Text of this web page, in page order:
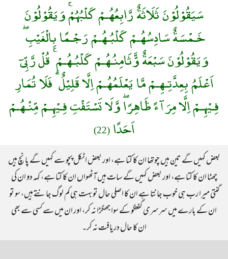
سَيَقُوْلُوْنَ ثَلَاثَةٌ رَّابِعُهُـمْ كَلْبُهُمْۚ وَيَقُوْلُوْنَ
خَـمْسَةٌ سَادِسُهُـمْ كَلْبُـهُـمْ رَجْـمًا بِالْغَيْبِ ۖ
وَيَقُوْلُوْنَ سَبْعَةٌ وَّّثَامِنُـهُـمْ كَلْبُـهُـمْ ۚ قُلْ رَّبِّىٓ
اَعْلَمُ بِعِدَّتِـهِـمْ مَّا يَعْلَمُهُـمْ اِلَّا قَلِيْلٌ ۗ فَلَا تُمَارِ
فِـيْهِـمْ اِلَّا مِرَآءً ظَاهِرًاۖ وَّلَا تَسْتَفْتِ فِـيْهِـمْ مِّنْـهُـمْ
اَحَدًا (22)
بعض کہیں گے تین ہیں چوتھا ان کا کتا ہے، اور بعض اٹکل پچو سے کہیں گے پانچ ہیں
چھٹا ان کا کتا ہے، اور بعض کہیں گے سات ہیں آٹھواں ان کا کتا ہے، کہہ دو ان کی
گنتی میرا رب ہی خوب جانتا ہے ان کا اصلی حال تو بہت ہی کم لوگ جانتے ہیں، سو تو
ان کے بارے میں سرسری گفتگو کے سوا جھگڑا نہ کر، اور ان میں سے کسی سے بھی
ان کا حال دریافت نہ کر۔